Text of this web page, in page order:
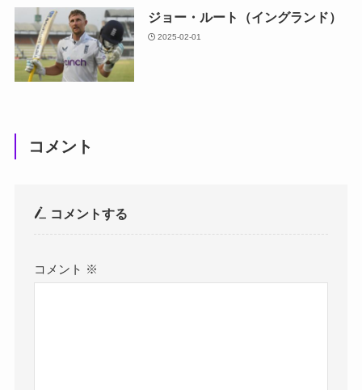
ジョー・ルート（イングランド）
2025-02-01
コメント
コメントする
コメント ※